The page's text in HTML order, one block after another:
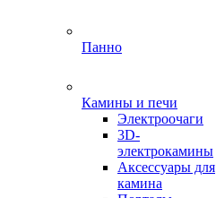
Панно
Камины и печи
Электроочаги
3D-
электрокамины
Аксессуары для
камина